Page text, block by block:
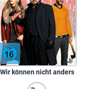
Wir können nicht anders